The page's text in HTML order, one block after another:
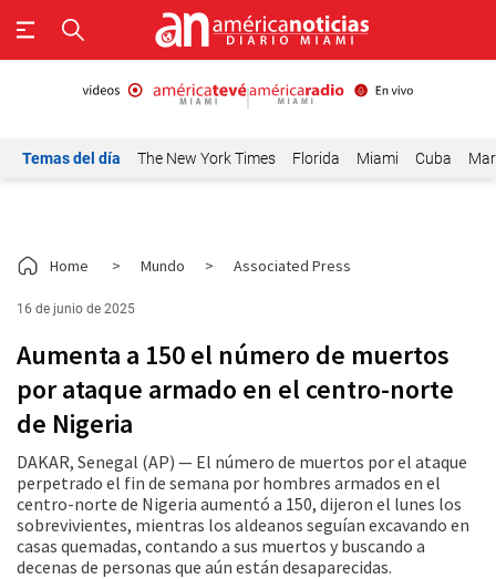
Temas del día The New York Times Florida Miami Cuba
Home > Mundo > Associated Press
16 de junio de 2025
Aumenta a 150 el número de muertos
por ataque armado en el centro-norte
de Nigeria
DAKAR, Senegal (AP) — El número de muertos por el ataque
perpetrado el fin de semana por hombres armados en el
centro-norte de Nigeria aumentó a 150, dijeron el lunes los
sobrevivientes, mientras los aldeanos seguían excavando en
casas quemadas, contando a sus muertos y buscando a
decenas de personas que aún están desaparecidas.